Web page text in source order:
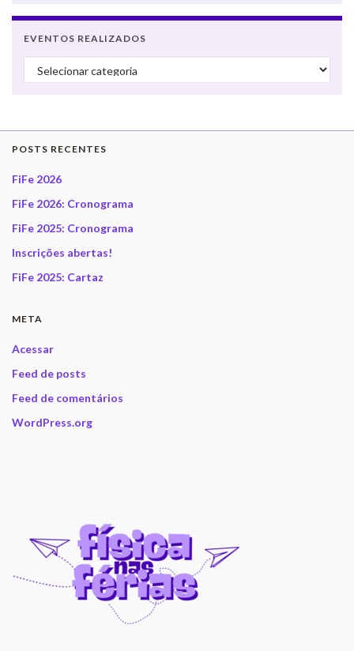
EVENTOS REALIZADOS
Eventos realizados
POSTS RECENTES
FiFe 2026
FiFe 2026: Cronograma
FiFe 2025: Cronograma
Inscrições abertas!
FiFe 2025: Cartaz
META
Acessar
Feed de posts
Feed de comentários
WordPress.org